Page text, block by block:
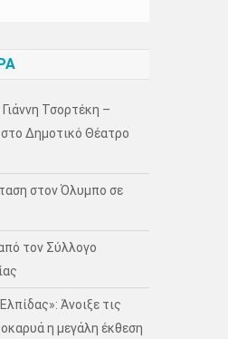
Τσορτέκη –
Δημοτικό Θέατρο
στον Όλυμπο σε
τον Σύλλογο
Άνοιξε τις
η μεγάλη έκθεση